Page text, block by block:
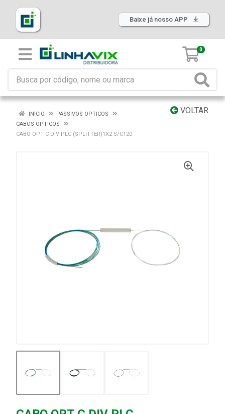
Baixe já nosso APP
0
VOLTAR
INÍCIO
PASSIVOS OPTICOS
CABOS OPTICOS
CABO OPT C DIV PLC (SPLITTER)1X2 S/C120